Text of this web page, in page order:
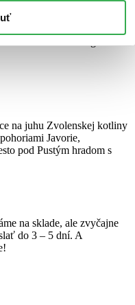
na juhu Zvolenskej kotliny
Javorie,
pod Pustým hradom s
na sklade, ale zvyčajne
do 3 – 5 dní. A